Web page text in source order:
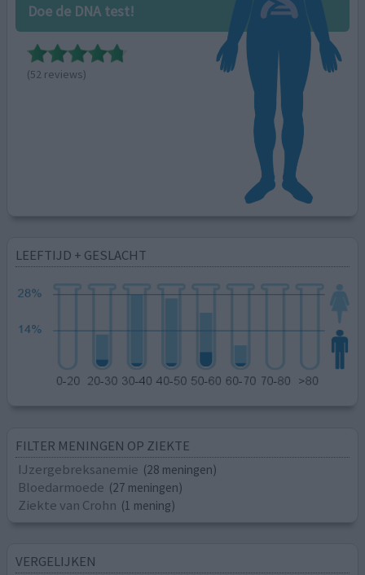
Doe de DNA test!
(52 reviews)
LEEFTIJD + GESLACHT
FILTER MENINGEN OP ZIEKTE
IJzergebreksanemie (28 meningen)
Bloedarmoede (27 meningen)
Ziekte van Crohn (1 mening)
VERGELIJKEN